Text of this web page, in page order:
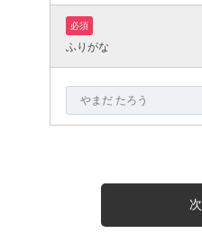
必須
ふりがな